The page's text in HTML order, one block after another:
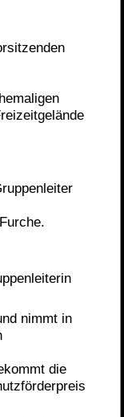
nimmt in
die